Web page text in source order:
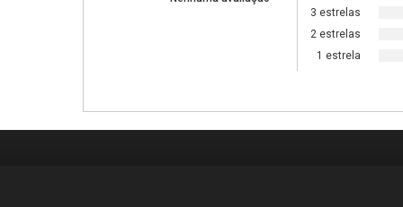
3 estrelas
2 estrelas
1 estrela